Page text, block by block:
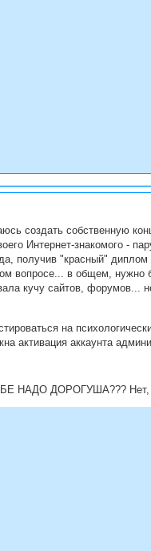
создать собственную
Интернет-знакомого -
получив "красный"
вопросе... в общем,
кучу сайтов, форумов...
на
активация аккаунта
НАДО ДОРОГУША??? Нет,